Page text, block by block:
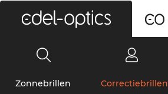
Zonnebrillen Correctiebrillen